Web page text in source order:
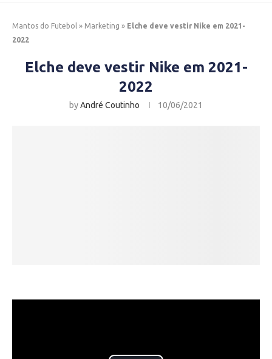
Mantos do Futebol » Marketing » Elche deve vestir Nike em 2021-
2022
Elche deve vestir Nike em 2021-
2022
byAndré Coutinho 10/06/2021